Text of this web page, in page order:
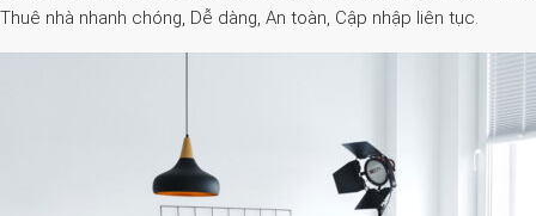
Thuê nhà nhanh chóng, Dễ dàng, An toàn, Cập nhập liên tục.